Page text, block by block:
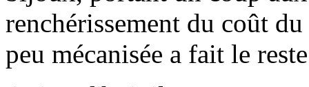
renchérissement du coût
peu mécanisée a fait le